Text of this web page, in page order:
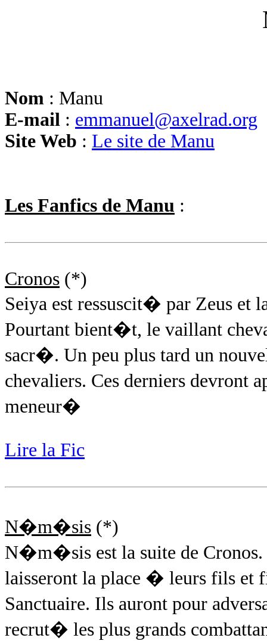
Nom : Manu
E-mail : emmanuel@axelrad.org
Site Web : Le site de Manu
Les Fanfics de Manu :
Cronos (*)
Seiya est ressuscit� par Zeus et
Pourtant bient�t, le vaillant
sacr�. Un peu plus tard un
chevaliers. Ces derniers
meneur�
Lire la Fic
N�m�sis (*)
N�m�sis est la suite de
laisseront la place � leurs fils et
Sanctuaire. Ils auront pour
recrut� les plus grands